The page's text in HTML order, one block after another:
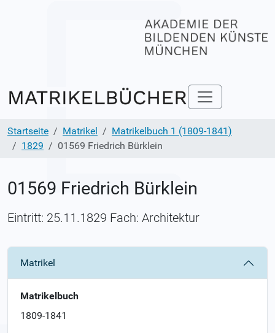
Startseite Matrikel
Matrikelbuch 1 (1809-1841)
1829
01569 Friedrich Bürklein
01569 Friedrich Bürklein
Eintritt: 25.11.1829 Fach: Architektur
Matrikel
Matrikelbuch
1809-1841